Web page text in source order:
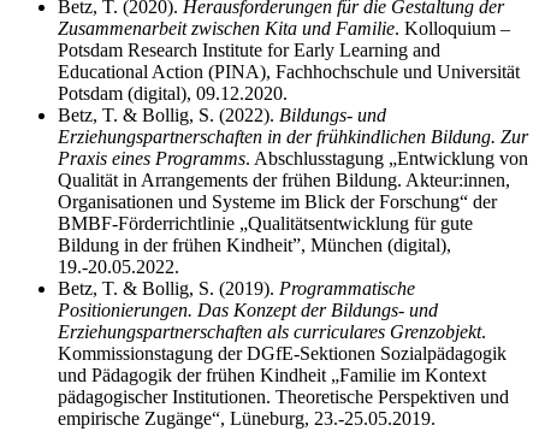
Betz, T. (2020). Herausforderungen für die Gestaltung der
Zusammenarbeit zwischen Kita und Familie. Kolloquium –
Potsdam Research Institute for Early Learning and
Educational Action (PINA), Fachhochschule und Universität
Potsdam (digital), 09.12.2020.
Betz, T. & Bollig, S. (2022). Bildungs- und
Erziehungspartnerschaften in der frühkindlichen Bildung. Zur
Praxis eines Programms. Abschlusstagung „Entwicklung von
Qualität in Arrangements der frühen Bildung. Akteur:innen,
Organisationen und Systeme im Blick der Forschung“ der
BMBF-Förderrichtlinie „Qualitätsentwicklung für gute
Bildung in der frühen Kindheit”, München (digital),
19.-20.05.2022.
Betz, T. & Bollig, S. (2019). Programmatische
Positionierungen. Das Konzept der Bildungs- und
Erziehungspartnerschaften als curriculares Grenzobjekt.
Kommissionstagung der DGfE-Sektionen Sozialpädagogik
und Pädagogik der frühen Kindheit „Familie im Kontext
pädagogischer Institutionen. Theoretische Perspektiven und
empirische Zugänge“, Lüneburg, 23.-25.05.2019.